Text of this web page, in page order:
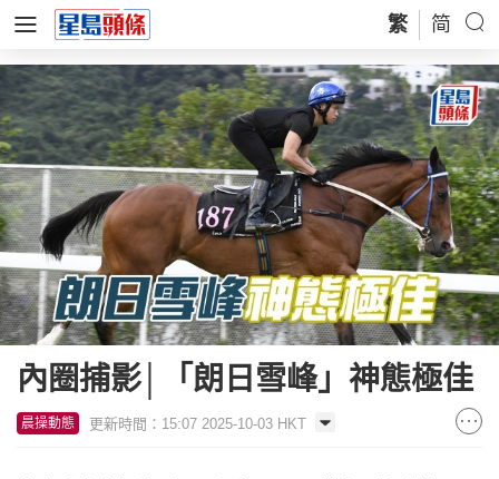
繁 简
內圈捕影│「朗日雪峰」神態極佳
晨操動態 更新時間：15:07 2025-10-03 HKT